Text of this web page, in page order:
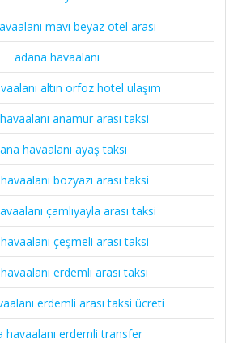
mavi beyaz otel arası
adana havaalanı
altın orfoz hotel ulaşım
anamur arası taksi
havaalanı ayaş taksi
bozyazı arası taksi
çamlıyayla arası taksi
çeşmeli arası taksi
erdemli arası taksi
erdemli arası taksi ücreti
havaalanı erdemli transfer